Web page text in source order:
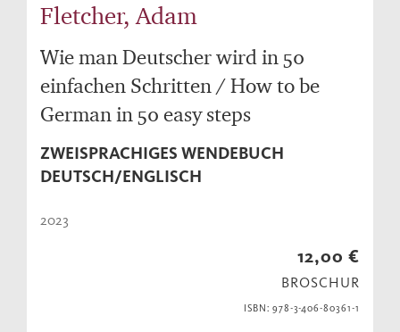
Fletcher, Adam
Wie man Deutscher wird in 50
einfachen Schritten / How to be
German in 50 easy steps
ZWEISPRACHIGES WENDEBUCH
DEUTSCH/ENGLISCH
2023
12,00 €
BROSCHUR
ISBN: 978-3-406-80361-1